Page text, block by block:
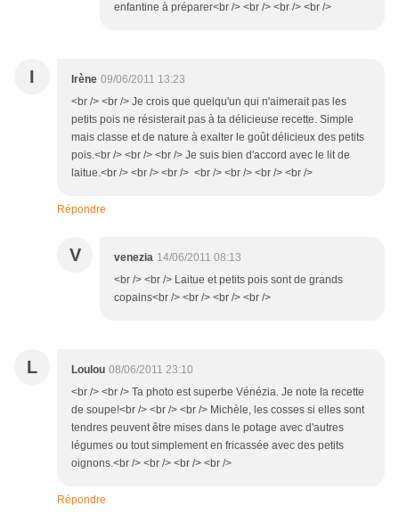
enfantine à préparer<br /> <br /> <br /> <br />
I Irène 09/06/2011 13:23
<br /> <br /> Je crois que quelqu'un qui n'aimerait pas les
petits pois ne résisterait pas à ta délicieuse recette. Simple
mais classe et de nature à exalter le goût délicieux des petits
pois.<br /> <br /> <br /> Je suis bien d'accord avec le lit de
laitue.<br /> <br /> <br /> <br /> <br /> <br /> <br />
Répondre
V venezia 14/06/2011 08:13
<br /> <br /> Laitue et petits pois sont de grands
copains<br /> <br /> <br /> <br />
L Loulou 08/06/2011 23:10
<br /> <br /> Ta photo est superbe Vénézia. Je note la recette
de soupe!<br /> <br /> <br /> Michèle, les cosses si elles sont
tendres peuvent être mises dans le potage avec d'autres
légumes ou tout simplement en fricassée avec des petits
oignons.<br /> <br /> <br /> <br />
Répondre